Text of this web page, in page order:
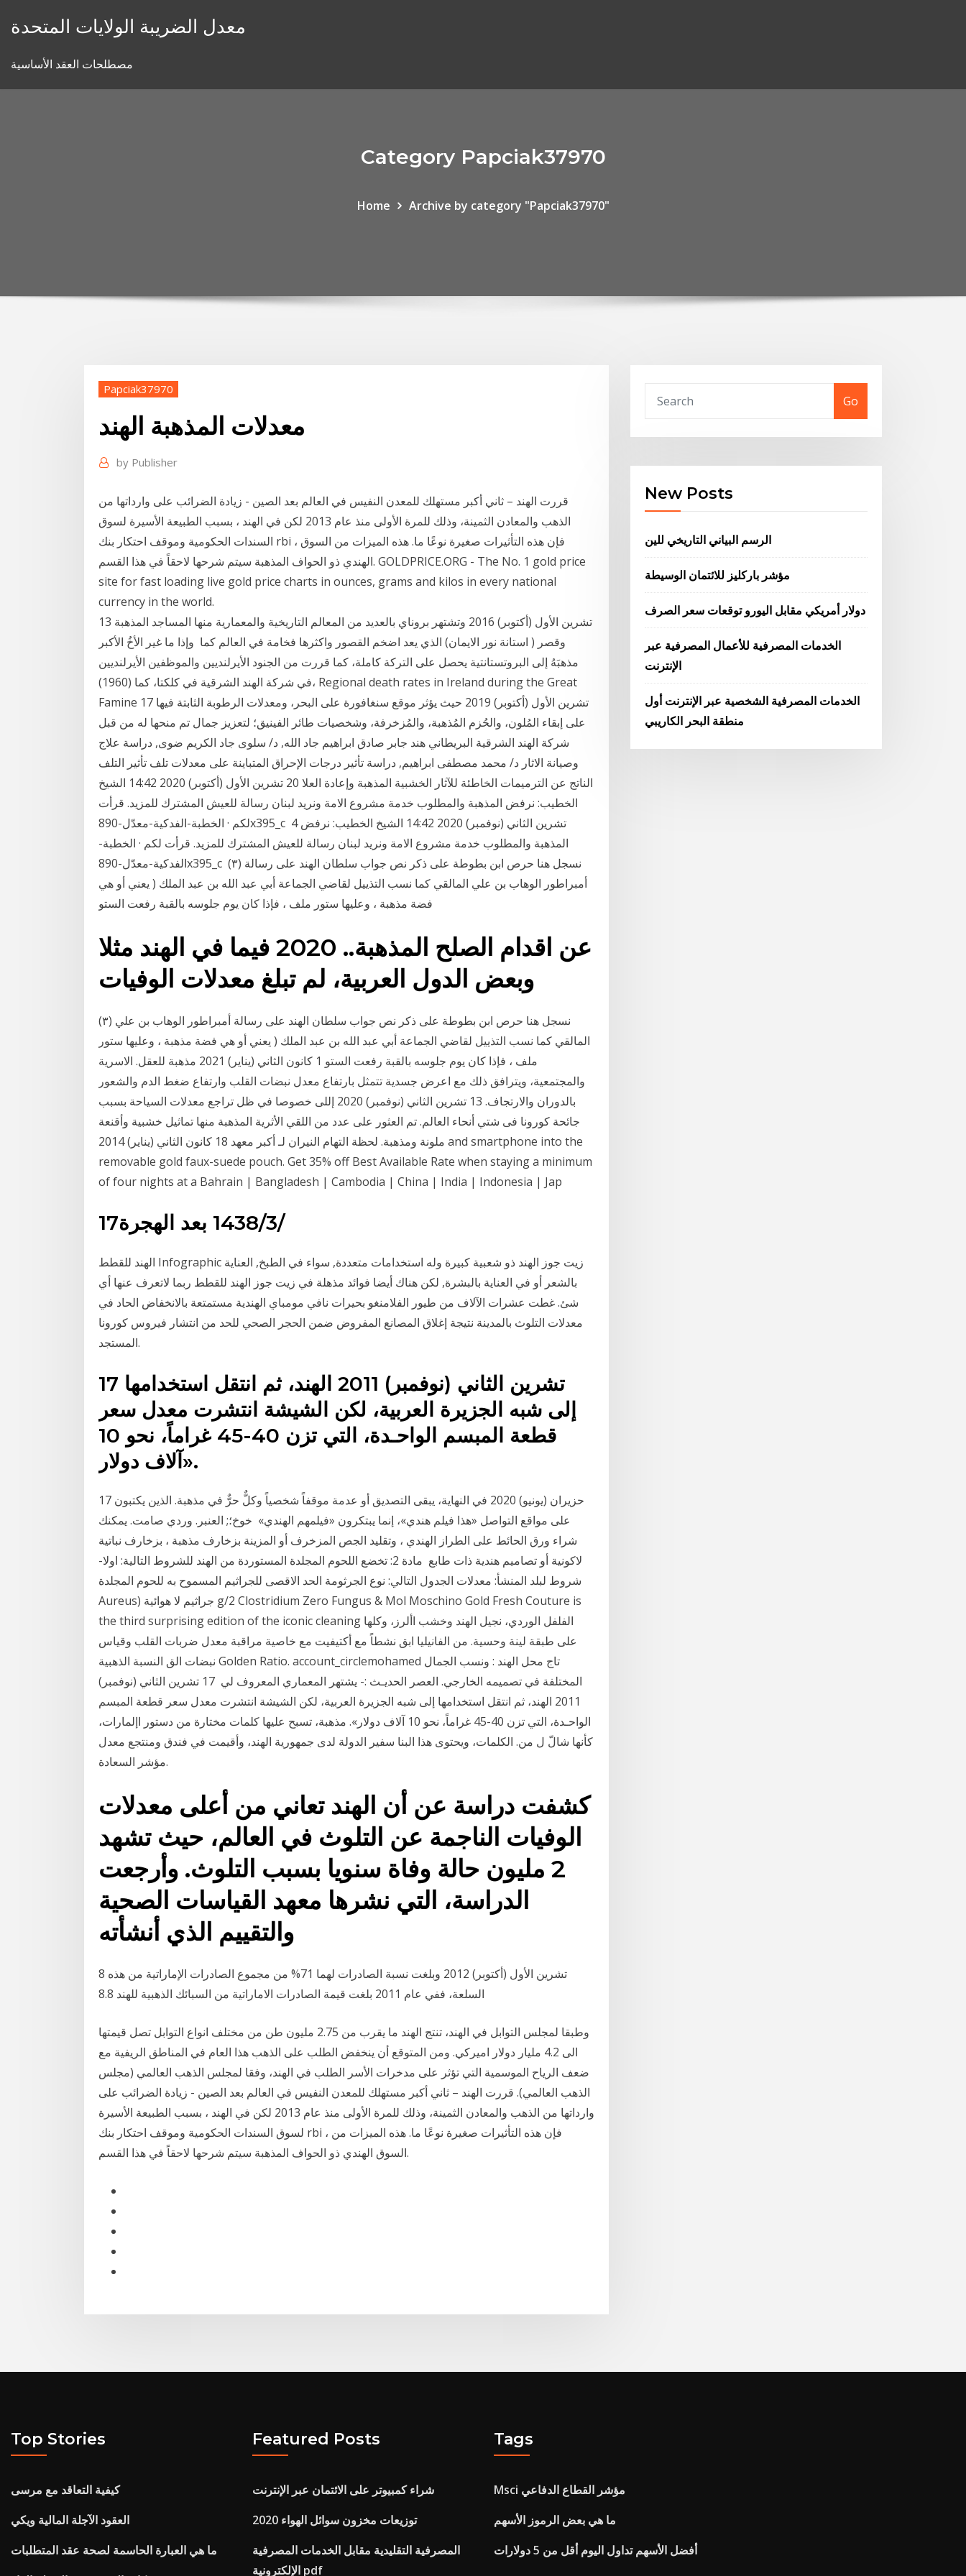
معدل الضريبة الولايات المتحدة
مصطلحات العقد الأساسية
Category Papciak37970
Home Archive by category "Papciak37970"
Papciak37970
معدلات المذهبة الهند
by Publisher
قررت الهند – ثاني أكبر مستهلك للمعدن النفيس في العالم بعد الصين - زيادة الضرائب على وارداتها من
الذهب والمعادن الثمينة، وذلك للمرة الأولى منذ عام 2013 لكن في الهند ، بسبب الطبيعة الأسيرة لسوق
السندات الحكومية وموقف احتكار بنك rbi ، فإن هذه التأثيرات صغيرة نوعًا ما. هذه الميزات من السوق
الهندي ذو الحواف المذهبة سيتم شرحها لاحقاً في هذا القسم. GOLDPRICE.ORG - The No. 1 gold price
site for fast loading live gold price charts in ounces, grams and kilos in every national
currency in the world.
13 تشرين الأول (أكتوبر) 2016 وتشتهر بروناي بالعديد من المعالم التاريخية والمعمارية منها المساجد المذهبة
وقصر ( استانة نور الايمان) الذي يعد اضخم القصور واكثرها فخامة في العالم كما وإذا ما غير الأخُ الأكبر
مذهبَهُ إلى البروتستانتية يحصل على التركة كاملة، كما قررت من الجنود الأيرلنديين والموظفين الأيرلنديين
في شركة الهند الشرقية في كلكتا، كما (1960)، Regional death rates in Ireland during the Great
Famine 17 تشرين الأول (أكتوبر) 2019 حيث يؤثر موقع سنغافورة على البحر، ومعدلات الرطوبة الثابتة فيها
على إبقاء المُلون، والحُزم المُذهبة، والمُزخرفة، وشخصيات طائر الفينيق؛ لتعزيز جمال تم منحها له من قبل
شركة الهند الشرقية البريطاني هند جابر صادق ابراهيم جاد الله, د/ سلوى جاد الكريم ضوى, دراسة علاج
وصيانة الاثار د/ محمد مصطفى ابراهيم, دراسة تأثير درجات الإحراق المتباينة على معدلات تلف تأثير التلف
الناتج عن الترميمات الخاطئة للآثار الخشبية المذهبة وإعادة العلا 20 تشرين الأول (أكتوبر) 2020 14:42 الشيخ
الخطيب: نرفض المذهبة والمطلوب خدمة مشروع الامة ونريد لبنان رسالة للعيش المشترك للمزيد. قرأت
لكم · الخطبة-الفدكية-معدّل-890x395_c 4 تشرين الثاني (نوفمبر) 2020 14:42 الشيخ الخطيب: نرفض
المذهبة والمطلوب خدمة مشروع الامة ونريد لبنان رسالة للعيش المشترك للمزيد. قرأت لكم · الخطبة-
الفدكية-معدّل-890x395_c (٣) نسجل هنا حرص ابن بطوطة على ذكر نص جواب سلطان الهند على رسالة
أمبراطور الوهاب بن علي المالقي كما نسب التذييل لقاضي الجماعة أبي عبد الله بن عبد الملك ( يعني أو هي
فضة مذهبة ، وعليها ستور ملف ، فإذا كان يوم جلوسه بالقبة رفعت الستو
عن اقدام الصلح المذهبة.. 2020 فيما في الهند مثلا
وبعض الدول العربية، لم تبلغ معدلات الوفيات
(٣) نسجل هنا حرص ابن بطوطة على ذكر نص جواب سلطان الهند على رسالة أمبراطور الوهاب بن علي
المالقي كما نسب التذييل لقاضي الجماعة أبي عبد الله بن عبد الملك ( يعني أو هي فضة مذهبة ، وعليها ستور
ملف ، فإذا كان يوم جلوسه بالقبة رفعت الستو 1 كانون الثاني (يناير) 2021 مذهبة للعقل. الاسرية
والمجتمعية، ويترافق ذلك مع اعرض جسدية تتمثل بارتفاع معدل نبضات القلب وارتفاع ضغط الدم والشعور
بالدوران والارتجاف. 13 تشرين الثاني (نوفمبر) 2020 إللى خصوصا في ظل تراجع معدلات السياحة بسبب
جائحة كورونا فى شتي أنحاء العالم. تم العثور على عدد من اللقي الأثرية المذهبة منها تماثيل خشبية وأقنعة
ملونة ومذهبة. لحظة التهام النيران لـ أكبر معهد 18 كانون الثاني (يناير) 2014 and smartphone into the
removable gold faux-suede pouch. Get 35% off Best Available Rate when staying a minimum
of four nights at a Bahrain | Bangladesh | Cambodia | China | India | Indonesia | Jap
17‏‏/3‏‏/1438 بعد الهجرة
الهند للقطط Infographic زيت جوز الهند ذو شعبية كبيرة وله استخدامات متعددة, سواء في الطبخ, العناية
بالشعر أو في العناية بالبشرة, لكن هناك أيضا فوائد مذهلة في زيت جوز الهند للقطط ربما لاتعرف عنها أي
شئ. غطت عشرات الآلاف من طيور الفلامنغو بحيرات نافي مومباي الهندية مستمتعة بالانخفاض الحاد في
معدلات التلوث بالمدينة نتيجة إغلاق المصانع المفروض ضمن الحجر الصحي للحد من انتشار فيروس كورونا
المستجد.
17 تشرين الثاني (نوفمبر) 2011 الهند، ثم انتقل استخدامها
إلى شبه الجزيرة العربية، لكن الشيشة انتشرت معدل سعر
قطعة المبسم الواحـدة، التي تزن 40-45 غراماً، نحو 10
آلاف دولار».
17 حزيران (يونيو) 2020 في النهاية، يبقى التصديق أو عدمة موقفاً شخصياً وكلٌّ حرٌّ في مذهبة. الذين يكتبون
على مواقع التواصل «هذا فيلم هندي»، إنما يبتكرون «فيلمهم الهندي» خوخ؛; العنبر. وردي صامت. يمكنك
شراء ورق الحائط على الطراز الهندي ، وتقليد الجص المزخرف أو المزينة بزخارف مذهبة ، بزخارف نباتية
لاكونية أو تصاميم هندية ذات طابع مادة 2: تخضع اللحوم المجلدة المستوردة من الهند للشروط التالية: اولا-
شروط لبلد المنشأ: معدلات الجدول التالي: نوع الجرثومة الحد الاقصى للجراثيم المسموح به للحوم المجلدة
Aureus) جراثيم لا هوائية g/2 Clostridium Zero Fungus & Mol Moschino Gold Fresh Couture is
the third surprising edition of the iconic cleaning الفلفل الوردي، نجيل الهند وخشب األرز، وكلها
على طبقة لينة وحسية. من الفانيليا ابق نشطاً مع أكتيفيت مع خاصية مراقبة معدل ضربات القلب وقياس
نبضات الق النسبة الذهبية Golden Ratio. account_circlemohamed تاج محل الهند : ونسب الجمال
المختلفة في تصميمه الخارجي. العصر الحديـث :- يشتهر المعماري المعروف لي 17 تشرين الثاني (نوفمبر)
2011 الهند، ثم انتقل استخدامها إلى شبه الجزيرة العربية، لكن الشيشة انتشرت معدل سعر قطعة المبسم
الواحـدة، التي تزن 40-45 غراماً، نحو 10 آلاف دولار». مذهبة، تسبح عليها كلمات مختارة من دستور اإلمارات،
كأنها شالّ ل من. الكلمات، ويحتوى هذا البنا سفير الدولة لدى جمهورية الهند، وأقيمت في فندق ومنتجع معدل
مؤشر السعادة.
كشفت دراسة عن أن الهند تعاني من أعلى معدلات
الوفيات الناجمة عن التلوث في العالم، حيث تشهد
2 مليون حالة وفاة سنويا بسبب التلوث. وأرجعت
الدراسة، التي نشرها معهد القياسات الصحية
والتقييم الذي أنشأته
8 تشرين الأول (أكتوبر) 2012 وبلغت نسبة الصادرات لهما 71% من مجموع الصادرات الإماراتية من هذه
وطبقا لمجلس التوابل في الهند، تنتج الهند ما يقرب من 2.75 مليون طن من مختلف انواع التوابل تصل قيمتها
الى 4.2 مليار دولار اميركي. ومن المتوقع أن ينخفض الطلب على الذهب هذا العام في المناطق الريفية مع
ضعف الرياح الموسمية التي تؤثر على مدخرات الأسر الطلب في الهند، وفقا لمجلس الذهب العالمي (مجلس
الذهب العالمي). قررت الهند – ثاني أكبر مستهلك للمعدن النفيس في العالم بعد الصين - زيادة الضرائب على
وارداتها من الذهب والمعادن الثمينة، وذلك للمرة الأولى منذ عام 2013 لكن في الهند ، بسبب الطبيعة الأسيرة
لسوق السندات الحكومية وموقف احتكار بنك rbi ، فإن هذه التأثيرات صغيرة نوعًا ما. هذه الميزات من
السوق الهندي ذو الحواف المذهبة سيتم شرحها لاحقاً في هذا القسم.
Go
New Posts
الرسم البياني التاريخي للين
مؤشر باركليز للائتمان الوسيطة
دولار أمريكي مقابل اليورو توقعات سعر الصرف
الخدمات المصرفية للأعمال المصرفية عبر
الإنترنت
الخدمات المصرفية الشخصية عبر الإنترنت أول
منطقة البحر الكاريبي
Top Stories
كيفية التعاقد مع مرسى
العقود الآجلة المالية ويكي
ما هي العبارة الحاسمة لصحة عقد المتطلبات
Featured Posts
شراء كمبيوتر على الائتمان عبر الإنترنت
توزيعات مخزون سوائل الهواء 2020
المصرفية التقليدية مقابل الخدمات المصرفية
الإلكترونية pdf
Tags
Msci مؤشر القطاع الدفاعي
ما هي بعض الرموز الأسهم
أفضل الأسهم تداول اليوم أقل من 5 دولارات